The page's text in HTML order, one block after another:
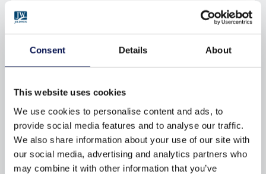
Consent Details About
This website uses cookies
We use cookies to personalise content and ads, to
provide social media features and to analyse our traffic.
We also share information about your use of our site with
our social media, advertising and analytics partners who
may combine it with other information that you’ve
PROFIL 41_G